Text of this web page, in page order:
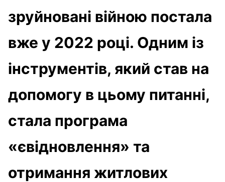
зруйновані війною постала
вже у 2022 році. Одним із
інструментів, який став на
допомогу в цьому питанні,
стала програма
«євідновлення» та
отримання житлових